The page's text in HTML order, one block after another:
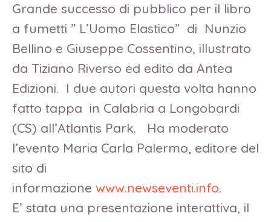
Grande successo di pubblico per il libro
a fumetti ” L’Uomo Elastico” di Nunzio
Bellino e Giuseppe Cossentino, illustrato
da Tiziano Riverso ed edito da Antea
Edizioni. I due autori questa volta hanno
fatto tappa in Calabria a Longobardi
(CS) all’Atlantis Park. Ha moderato
l’evento Maria Carla Palermo, editore del
sito di
informazione www.newseventi.info.
E’ stata una presentazione interattiva, il